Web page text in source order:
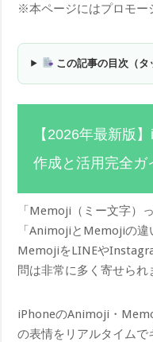
※本ページにはプロモー
この記事の目次（タ
【2026年最新版
作成と活用完全ガ
「Memoji（ミー文字）
「AnimojiとMemojiの
MemojiをLINEや
問は非常に多く寄せられ
iPhoneのAnimoji・
の表情をリアルタイムで